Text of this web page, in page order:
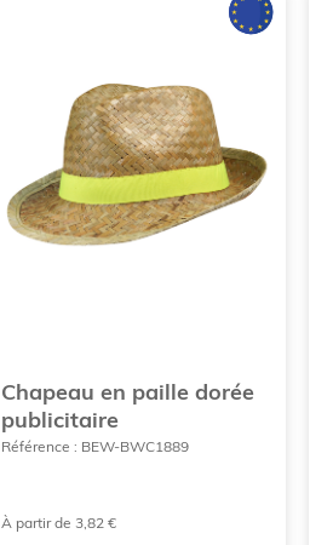
Chapeau en paille dorée
publicitaire
Référence : BEW-BWC1889
À partir de 3,82 €